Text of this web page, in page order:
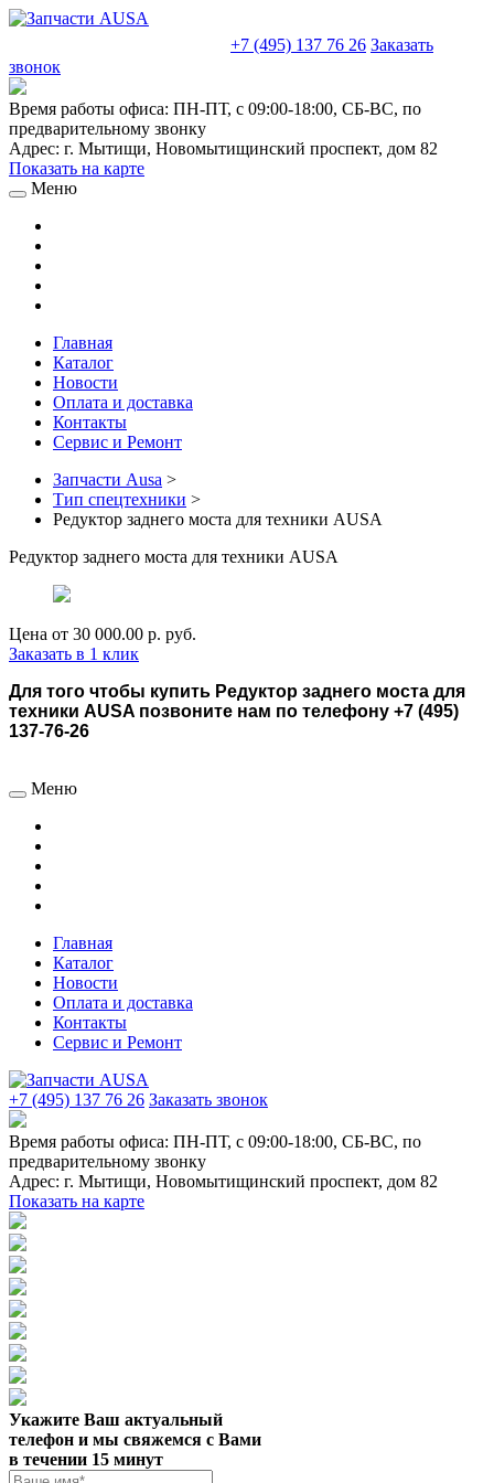
+7 (495) 137 76 26 Заказать
звонок
Время работы офиса: ПН-ПТ, с 09:00-18:00, СБ-ВС, по
предварительному звонку
Адрес: г. Мытищи, Новомытищинский проспект, дом 82
Показать на карте
Меню
Главная
Каталог
Новости
Оплата и доставка
Контакты
Сервис и Ремонт
Запчасти Ausa >
Тип спецтехники >
Редуктор заднего моста для техники AUSA
Редуктор заднего моста для техники AUSA
Цена от 30 000.00 р. руб.
Заказать в 1 клик
Для того чтобы купить Редуктор заднего моста для
техники AUSA позвоните нам по телефону +7 (495)
137-76-26
Меню
Главная
Каталог
Новости
Оплата и доставка
Контакты
Сервис и Ремонт
+7 (495) 137 76 26 Заказать звонок
Время работы офиса: ПН-ПТ, с 09:00-18:00, СБ-ВС, по
предварительному звонку
Адрес: г. Мытищи, Новомытищинский проспект, дом 82
Показать на карте
Укажите Ваш актуальный
телефон и мы свяжемся с Вами
в течении 15 минут